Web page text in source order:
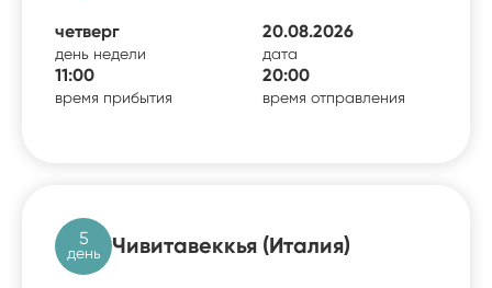
четверг
день недели
20.08.2026
дата
11:00
время прибытия
20:00
время отправления
5
день Чивитавеккья (Италия)